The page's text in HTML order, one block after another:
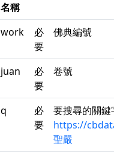
名稱
work
必
要
佛典編號
juan
必
要
卷號
q
必
要
要搜尋的關
https://
聖嚴